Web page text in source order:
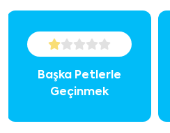
Başka Petlerle
Geçinmek